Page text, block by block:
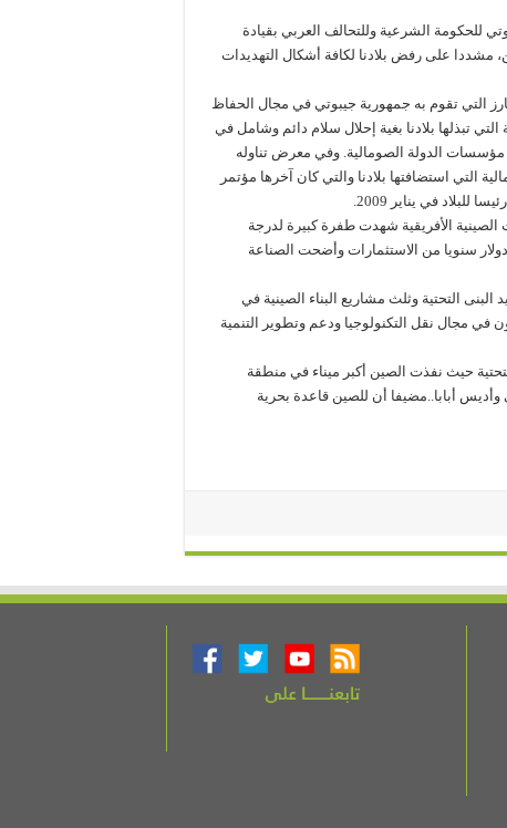
للحكومة الشرعية وللتحالف العربي بقيادة
مشددا على رفض بلادنا لكافة أشكال التهديدات
التي تقوم به جمهورية جيبوتي في مجال الحفاظ
تبذلها بلادنا بغية إحلال سلام دائم وشامل في
مؤسسات الدولة الصومالية. وفي معرض تناوله
التي استضافتها بلادنا والتي كان آخرها مؤتمر
في يناير 2009.
الأفريقية شهدت طفرة كبيرة لدرجة
التجاري الأول للقارة برصيد حوالي 220 مليار دولار سنويا من الاستثمارات وأضحت الصناعة
التحتية وثلث مشاريع البناء الصينية في
في مجال نقل التكنولوجيا ودعم وتطوير التنمية
حيث نفذت الصين أكبر ميناء في منطقة
أبابا..مضيفا أن للصين قاعدة بحرية